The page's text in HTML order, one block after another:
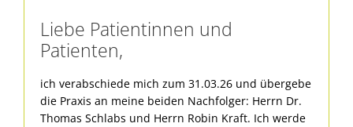
Liebe Patientinnen und
Patienten,
ich verabschiede mich zum 31.03.26 und übergebe
die Praxis an meine beiden Nachfolger: Herrn Dr.
Thomas Schlabs und Herrn Robin Kraft. Ich werde